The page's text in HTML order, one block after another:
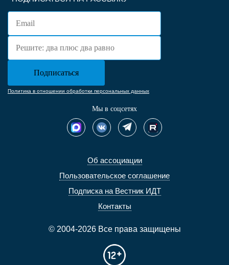
Об ассоциации
Пользовательское соглашение
Подписка на Вестник ИДТ
Контакты
© 2004-2026 Все права защищены
Политика в отношении обработки персональных данных
Мы в соцсетях